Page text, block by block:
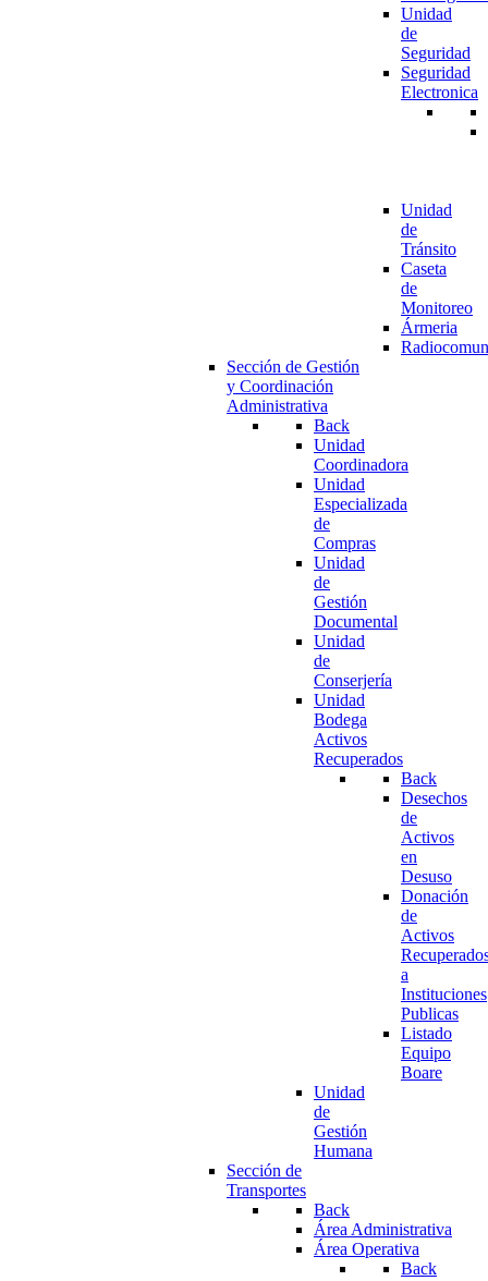
Unidad
de
Seguridad
Seguridad
Electronica
Unidad
de
Tránsito
Caseta
de
Monitoreo
Ármeria
Sección de Gestión
y Coordinación
Administrativa
Back
Unidad
Coordinadora
Unidad
Especializada
de
Compras
Unidad
de
Gestión
Documental
Unidad
de
Conserjería
Unidad
Bodega
Activos
Recuperados
Back
Desechos
de
Activos
en
Desuso
Donación
de
Activos
a
Instituciones
Publicas
Listado
Equipo
Boare
Unidad
de
Gestión
Humana
Sección de
Transportes
Back
Área Administrativa
Área Operativa
Back